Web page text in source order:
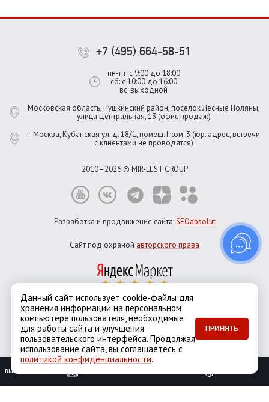
+7 (495) 664-58-51
пн-пт: с 9:00 до 18:00
сб: с 10:00 до 16:00
вс: выходной
Московская область, Пушкинский район, посёлок Лесные Поляны,
улица Центральная, 13 (офис продаж)
г. Москва, Кубанская ул, д. 18/1, помещ. I ком. 3 (юр. адрес, встречи
с клиентами не проводятся)
2010–2026 © MIR-LEST GROUP
Разработка и продвижение сайта:SEOabsolut
Сайт под охраной авторского права
Город:Москва
ЕкатеринбургКазаньНовосибирскСанкт-Петербург
ВЫЗОВ ЗАМЕРЩИКА
Данный сайт использует cookie-файлы для
хранения информации на персональном
компьютере пользователя, необходимые
для работы сайта и улучшения
пользовательского интерфейса. Продолжая
использование сайта, вы соглашаетесь с
политикой конфиденциальности.
ПРИНЯТЬ